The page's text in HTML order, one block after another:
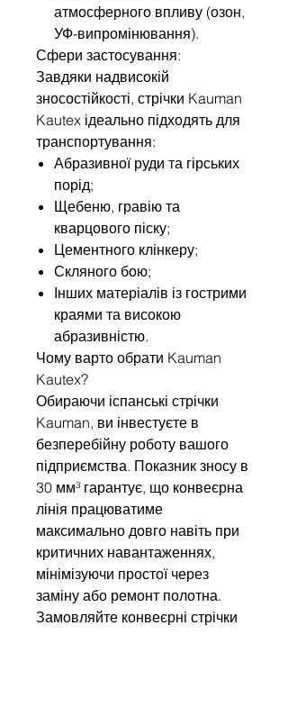
атмосферного впливу (озон,
УФ-випромінювання).
Сфери застосування:
Завдяки надвисокій
зносостійкості, стрічки Kauman
Kautex ідеально підходять для
транспортування:
Абразивної руди та гірських
порід;
Щебеню, гравію та
кварцового піску;
Цементного клінкеру;
Скляного бою;
Інших матеріалів із гострими
краями та високою
абразивністю.
Чому варто обрати Kauman
Kautex?
Обираючи іспанські стрічки
Kauman, ви інвестуєте в
безперебійну роботу вашого
підприємства. Показник зносу в
30 мм³ гарантує, що конвеєрна
лінія працюватиме
максимально довго навіть при
критичних навантаженнях,
мінімізуючи простої через
заміну або ремонт полотна.
Замовляйте конвеєрні стрічки